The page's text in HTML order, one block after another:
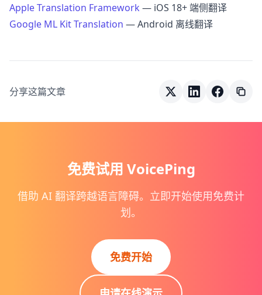
Apple Translation Framework — iOS 18+ 端侧翻译
Google ML Kit Translation — Android 离线翻译
分享这篇文章
免费试用 VoicePing
借助 AI 翻译跨越语言障碍。立即开始使用免费计
划。
免费开始